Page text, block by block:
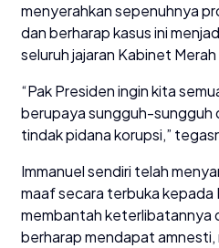
menyerahkan sepenuhnya
dan berharap kasus ini
seluruh jajaran Kabinet
“Pak Presiden ingin kita
berupaya sungguh-sungguh
tindak pidana korupsi,”
Immanuel sendiri telah
maaf secara terbuka kepada
membantah keterlibatannya
berharap mendapat amnesti,